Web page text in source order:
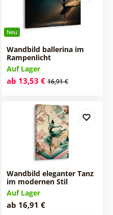
Neu
Wandbild ballerina im
Rampenlicht
Auf Lager
ab 13,53 € 16,91 €
Wandbild eleganter Tanz
im modernen Stil
Auf Lager
ab 16,91 €